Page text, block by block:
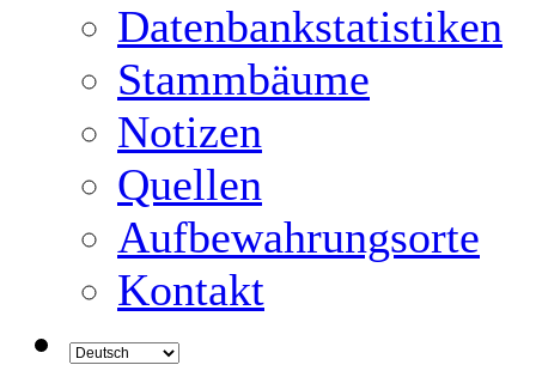
Datenbankstatistiken
Stammbäume
Notizen
Quellen
Aufbewahrungsorte
Kontakt